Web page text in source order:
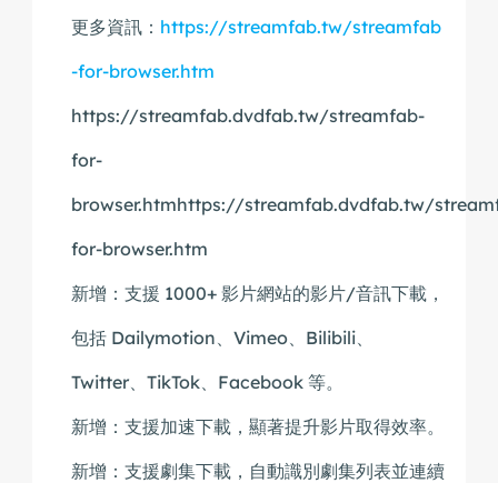
更多資訊： https://streamfab.tw/streamfab
-for-browser.htm
https://streamfab.dvdfab.tw/streamfab-
for-
browser.htmhttps://streamfab.dvdfab.tw/
for-browser.htm
新增：支援 1000+ 影片網站的影片/音訊下載，
包括 Dailymotion、Vimeo、Bilibili、
Twitter、TikTok、Facebook 等。
新增：支援加速下載，顯著提升影片取得效率。
新增：支援劇集下載，自動識別劇集列表並連續